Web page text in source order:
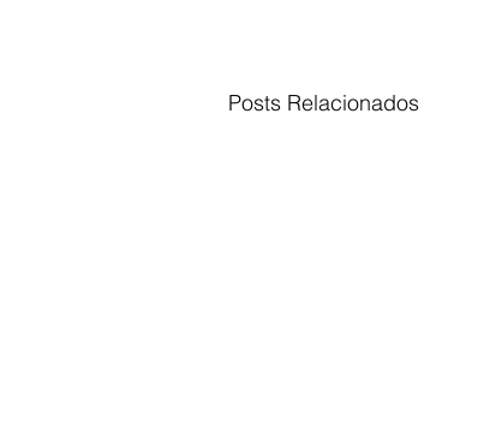
Posts Relacionados